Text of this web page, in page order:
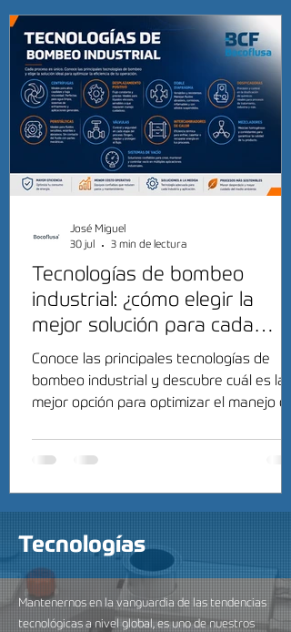
Tecnologías de bombeo
industrial: ¿cómo elegir la
mejor solución para cada
proceso?
Conoce las principales tecnologías de
bombeo industrial y descubre cuál es la
mejor opción para optimizar el manejo de
José Miguel
30 jul
3 min de lectura
Tecnologías
Mantenernos en la vanguardia de las tendencias
tecnológicas a nivel global, es uno de nuestros